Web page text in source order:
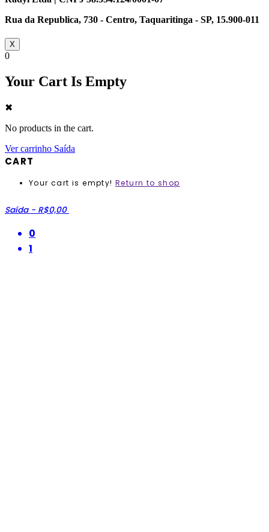
Rua da Republica, 730 - Centro, Taquaritinga - SP, 15.900-011
X
0
Your Cart Is Empty
✖
No products in the cart.
Ver carrinho Saída
CART
Your cart is empty! Return to shop
Saída - R$0,00
0
1